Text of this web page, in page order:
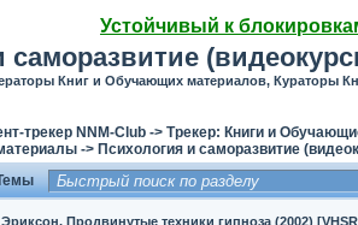
Устойчивый к
саморазвитие
Книг и Обучающих материалов, Кураторы
трекер NNM-Club -> Трекер: Книги и
-> Психология и саморазвитие
Продвинутые техники гипноза (2002)